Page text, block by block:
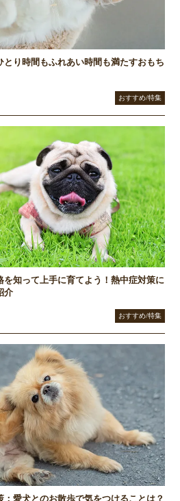
り時間もふれあい時間も満たすおもち
おすすめ/特集
を知って上手に育てよう！熱中症対策に
介
おすすめ/特集